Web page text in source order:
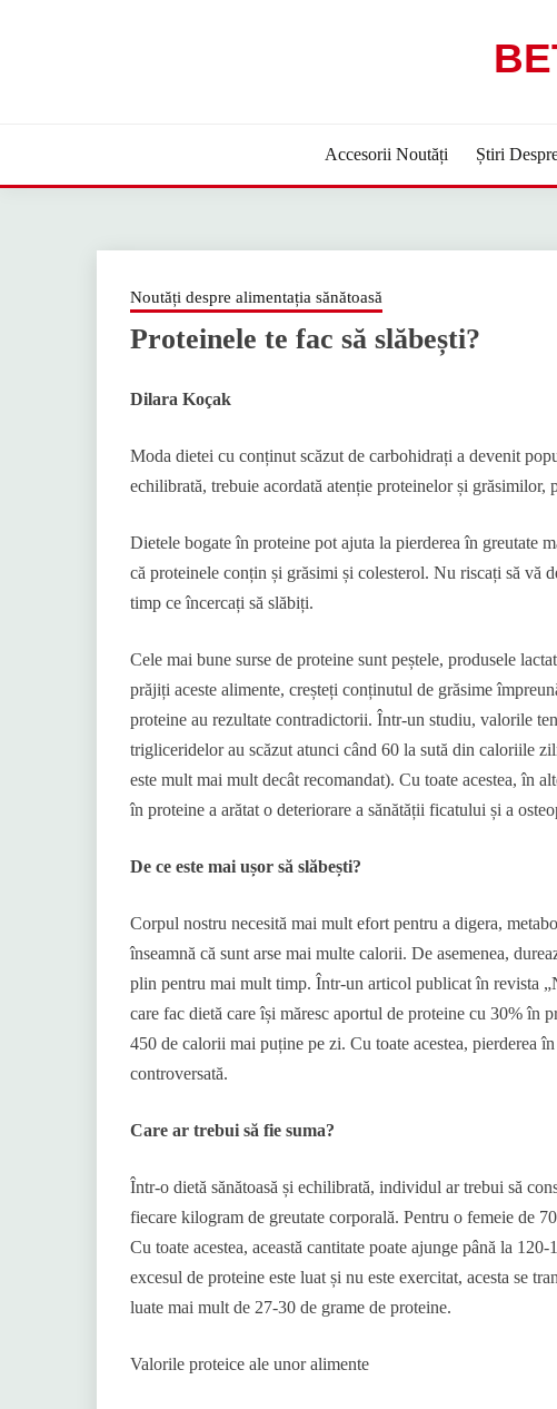
Accesorii Noutăți Știri
Noutăți despre alimentația sănătoasă
Proteinele te fac să slăbești?
Dilara Koçak
Moda dietei cu conținut scăzut de carbohidrați a devenit
echilibrată, trebuie acordată atenție proteinelor și grăsimilor,
Dietele bogate în proteine ​​pot ajuta la pierderea în greutate
că proteinele conțin și grăsimi și colesterol. Nu riscați să vă
timp ce încercați să slăbiți.
Cele mai bune surse de proteine ​​sunt peștele, produsele
prăjiți aceste alimente, creșteți conținutul de grăsime
proteine ​​au rezultate contradictorii. Într-un studiu, valorile
trigliceridelor au scăzut atunci când 60 la sută din caloriile
este mult mai mult decât recomandat). Cu toate acestea, în
în proteine ​​a arătat o deteriorare a sănătății ficatului și a
De ce este mai ușor să slăbești?
Corpul nostru necesită mai mult efort pentru a digera,
înseamnă că sunt arse mai multe calorii. De asemenea,
plin pentru mai mult timp. Într-un articol publicat în revista
care fac dietă care își măresc aportul de proteine ​​cu 30% în
450 de calorii mai puține pe zi. Cu toate acestea, pierderea
controversată.
Care ar trebui să fie suma?
Într-o dietă sănătoasă și echilibrată, individul ar trebui să
fiecare kilogram de greutate corporală. Pentru o femeie de
Cu toate acestea, această cantitate poate ajunge până la
excesul de proteine ​​este luat și nu este exercitat, acesta se
luate mai mult de 27-30 de grame de proteine.
Valorile proteice ale unor alimente